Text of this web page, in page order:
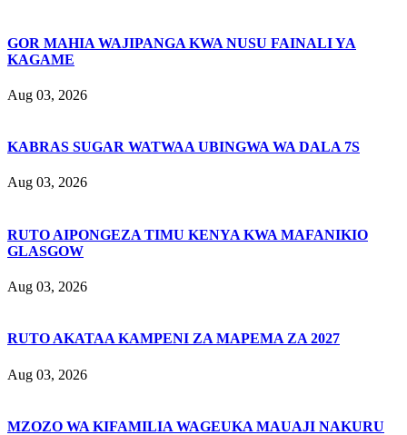
GOR MAHIA WAJIPANGA KWA NUSU FAINALI YA
KAGAME
Aug 03, 2026
KABRAS SUGAR WATWAA UBINGWA WA DALA 7S
Aug 03, 2026
RUTO AIPONGEZA TIMU KENYA KWA MAFANIKIO
GLASGOW
Aug 03, 2026
RUTO AKATAA KAMPENI ZA MAPEMA ZA 2027
Aug 03, 2026
MZOZO WA KIFAMILIA WAGEUKA MAUAJI NAKURU